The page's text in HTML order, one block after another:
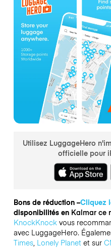
Utilisez LuggageHero
officielle pour
Bons de réduction –Cliquez
disponibilités en Kalmar ce
KnockKnockvous
avec LuggageHero.
Times, Lonely Planetet sur